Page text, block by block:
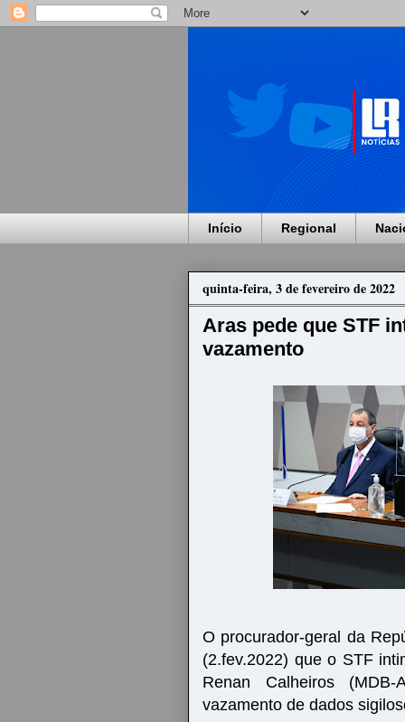
Início Regional
quinta-feira, 3 de fevereiro de 2022
Aras pede que STF
vazamento
O procurador-geral da
(2.fev.2022) que o STF
Renan Calheiros
vazamento de dados